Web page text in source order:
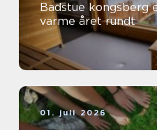
Badstue kongsberg elveparken som gir
varme året rundt
01. juli 2026